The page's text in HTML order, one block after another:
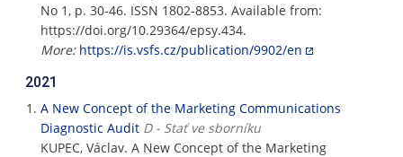
No 1, p. 30-46. ISSN 1802-8853. Available from:
https://doi.org/10.29364/epsy.434.
More: https://is.vsfs.cz/publication/9902/en
2021
A New Concept of the Marketing Communications
Diagnostic Audit D - Stať ve sborníku
KUPEC, Václav. A New Concept of the Marketing